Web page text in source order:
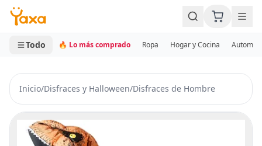
MINI CARRITO
0 productos
Todo 🔥 Lo más comprado Ropa Hogar y Cocina
Inicio/Disfraces y Halloween/Disfraces de Hombre